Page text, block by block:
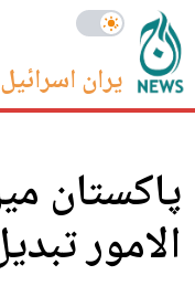
ایران
پاکستان
الامور